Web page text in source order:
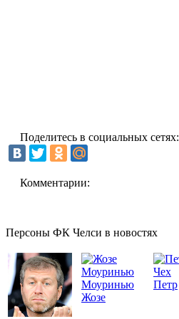
Поделитесь в социальных сетях:
Комментарии:
Персоны ФК Челси в новостях
Моуринью
Жозе
Чех
Петр